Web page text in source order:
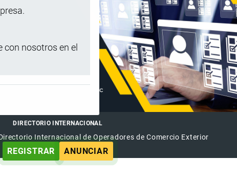
con nosotros en el
DIRECTORIO INTERNACIONAL
Internacional de Operadores de Comercio Exterior
REGISTRAR ANUNCIAR